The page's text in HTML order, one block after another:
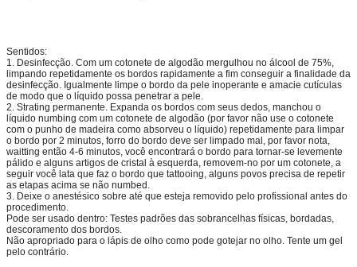
Sentidos:
1. Desinfecção. Com um cotonete de algodão mergulhou no álcool de 75%,
limpando repetidamente os bordos rapidamente a fim conseguir a finalidade da
desinfecção. Igualmente limpe o bordo da pele inoperante e amacie cutículas
de modo que o líquido possa penetrar a pele.
2. Strating permanente. Expanda os bordos com seus dedos, manchou o
líquido numbing com um cotonete de algodão (por favor não use o cotonete
com o punho de madeira como absorveu o líquido) repetidamente para limpar
o bordo por 2 minutos, forro do bordo deve ser limpado mal, por favor nota,
waitting então 4-6 minutos, você encontrará o bordo para tornar-se levemente
pálido e alguns artigos de cristal à esquerda, removem-no por um cotonete, a
seguir você lata que faz o bordo que tattooing, alguns povos precisa de repetir
as etapas acima se não numbed.
3. Deixe o anestésico sobre até que esteja removido pelo profissional antes do
procedimento.
Pode ser usado dentro: Testes padrões das sobrancelhas físicas, bordadas,
descoramento dos bordos.
Não apropriado para o lápis de olho como pode gotejar no olho. Tente um gel
pelo contrário.